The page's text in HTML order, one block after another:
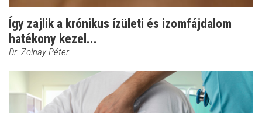
Így zajlik a krónikus ízületi és izomfájdalom
hatékony kezel...
Dr. Zolnay Péter